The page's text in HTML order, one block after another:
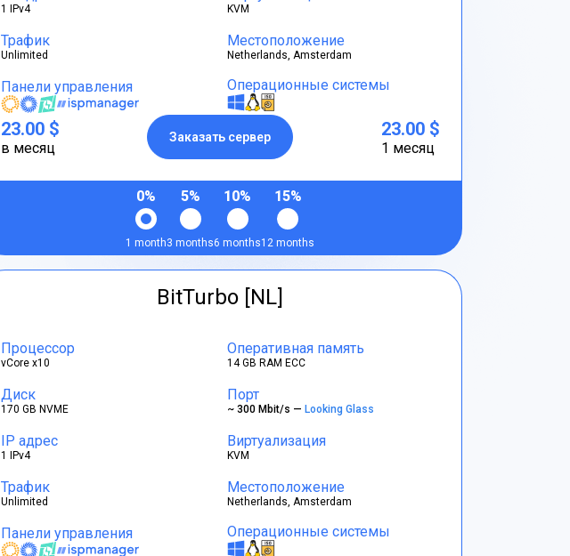
1 IPv4 KVM
Трафик
Unlimited
Местоположение
Netherlands, Amsterdam
Панели управления Операционные системы
23.00 $
в месяц
Заказать сервер 23.00 $
1 месяц
0%
1 month
5%
3 months
10%
6 months
15%
12 months
BitTurbo [NL]
Процессор
vCore x10
Оперативная память
14 GB RAM ECC
Диск
170 GB NVME
Порт
~ 300 Mbit/s —Looking Glass
IP адрес
1 IPv4
Виртуализация
KVM
Трафик
Unlimited
Местоположение
Netherlands, Amsterdam
Панели управления Операционные системы